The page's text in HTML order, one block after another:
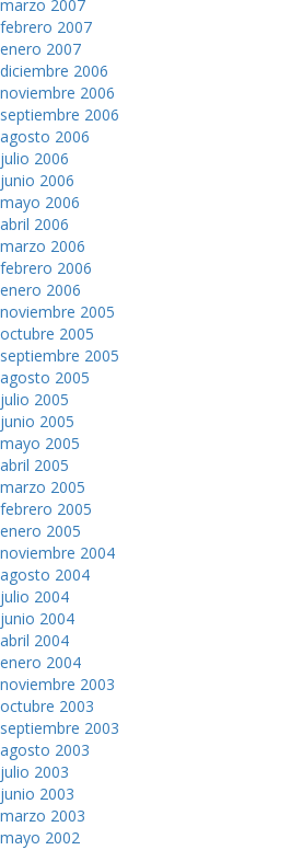
marzo 2007
febrero 2007
enero 2007
diciembre 2006
noviembre 2006
septiembre 2006
agosto 2006
julio 2006
junio 2006
mayo 2006
abril 2006
marzo 2006
febrero 2006
enero 2006
noviembre 2005
octubre 2005
septiembre 2005
agosto 2005
julio 2005
junio 2005
mayo 2005
abril 2005
marzo 2005
febrero 2005
enero 2005
noviembre 2004
agosto 2004
julio 2004
junio 2004
abril 2004
enero 2004
noviembre 2003
octubre 2003
septiembre 2003
agosto 2003
julio 2003
junio 2003
marzo 2003
mayo 2002